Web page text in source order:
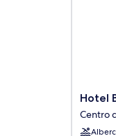
Hotel
Hotel
Centro